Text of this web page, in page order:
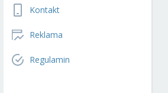
Kontakt
Reklama
Regulamin